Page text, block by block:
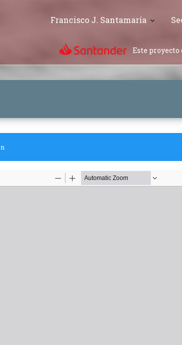
Francisco J. Santamaría
Este